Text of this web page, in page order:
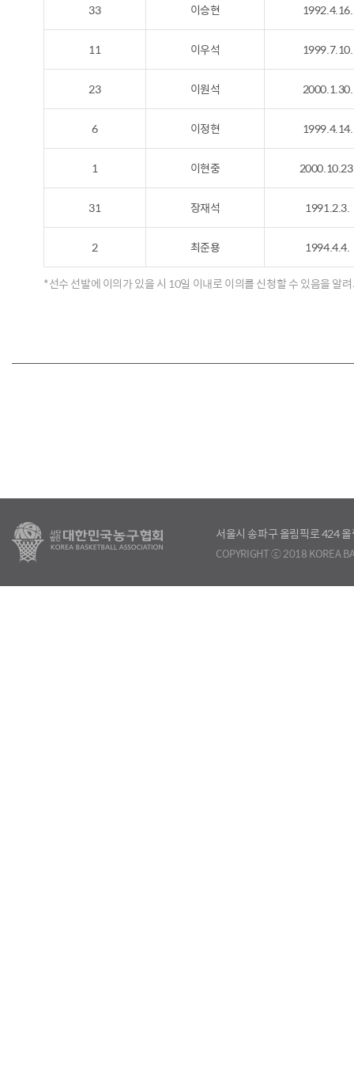
33 이승현 1992.4.16.
11 이우석 1999.7.10.
23 이원석 2000.1.30.
6 이정현 1999.4.14.
1 이현중
31 장재석 1991.2.3.
2 최준용 1994.4.4.
*선수 선발에 이의가 있을 시 10일 이내로 이의를 신청할 수 있음을 알
서울시 송파구 올림픽로 424
COPYRIGHT ⓒ 2018 KOREA